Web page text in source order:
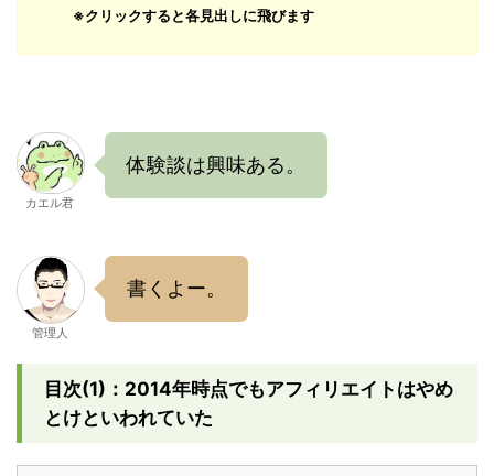
※クリックすると各見出しに飛びます
カエル君
体験談は興味ある。
管理人
書くよー。
目次(1)：2014年時点でもアフィリエイトはやめ
とけといわれていた